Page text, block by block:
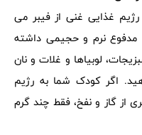
رژیم غذایی غنی از فیبر می
مدفوع نرم و حجیمی داشته
لوبیاها و غلات و نان
اگر کودک شما به رژیم
از گاز و نفخ، فقط چند گرم